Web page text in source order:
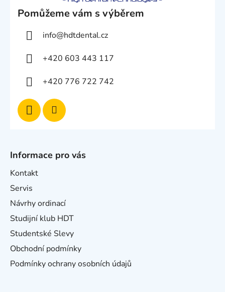
Pomůžeme vám s výběrem
info@hdtdental.cz
+420 603 443 117
+420 776 722 742
Informace pro vás
Kontakt
Servis
Návrhy ordinací
Studijní klub HDT
Studentské Slevy
Obchodní podmínky
Podmínky ochrany osobních údajů